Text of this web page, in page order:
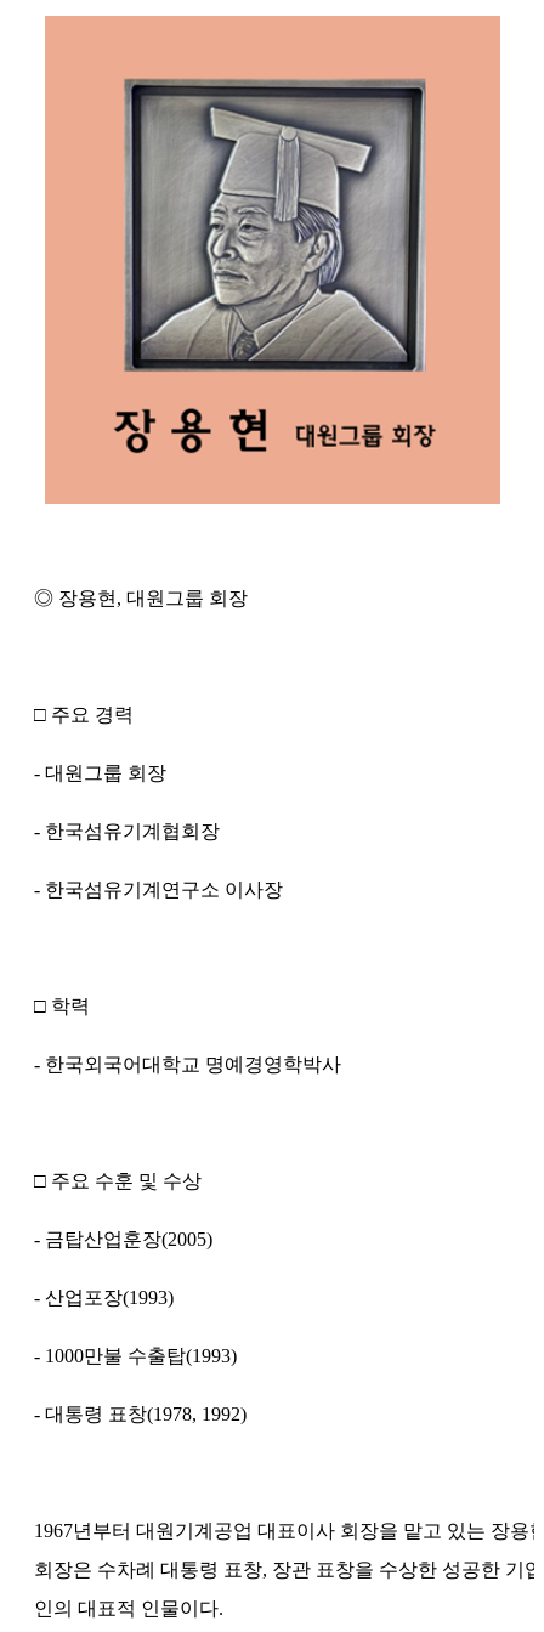
◎ 장용현, 대원그룹 회장
□ 주요 경력
- 대원그룹 회장
- 한국섬유기계협회장
- 한국섬유기계연구소 이사장
□ 학력
- 한국외국어대학교 명예경영학박사
□ 주요 수훈 및 수상
- 금탑산업훈장(2005)
- 산업포장(1993)
- 1000만불 수출탑(1993)
- 대통령 표창(1978, 1992)
1967년부터 대원기계공업 대표이사 회장을 맡고 있는 장용
회장은 수차례 대통령 표창, 장관 표창을 수상한 성공한 기업
인의 대표적 인물이다.